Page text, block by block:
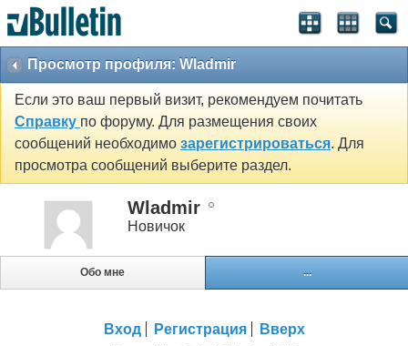
Просмотр профиля: Wladmir
Если это ваш первый визит, рекомендуем почитать
Справку по форуму. Для размещения своих
сообщений необходимо зарегистрироваться. Для
просмотра сообщений выберите раздел.
Wladmir
Новичок
Обо мне ...
Вход Регистрация Вверх